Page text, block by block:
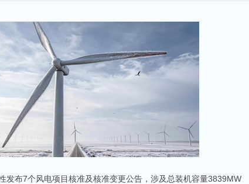
发布7个风电项目核准及核准变更公告，涉及总装机容量3839MW